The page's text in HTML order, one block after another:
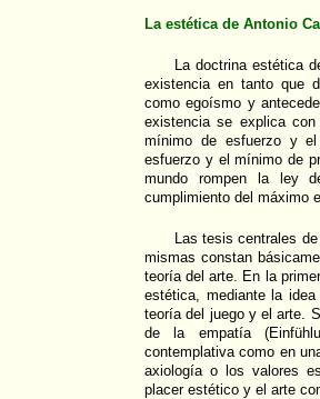
La estética de Antonio
La doctrina estética
existencia en tanto que
como egoísmo y
existencia se explica
mínimo de esfuerzo y
esfuerzo y el mínimo de
mundo rompen la ley
cumplimiento del máximo
Las tesis centrales
mismas constan
teoría del arte. En la
estética, mediante la
teoría del juego y el arte.
de la empatía
contemplativa como en
axiología o los valores
placer estético y el arte